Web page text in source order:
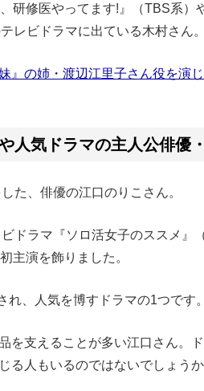
研修医やってます!』（TBS系）
レビドラマに出ている木村さん。
』の姉・渡辺江里子さん役を演
人気ドラマの主人公俳優
た、俳優の江口のりこさん。
ドラマ『ソロ活女子のススメ』
主演を飾りました。
れ、人気を博すドラマの1つです。
を支えることが多い江口さん。
る人もいるのではないでしょうか